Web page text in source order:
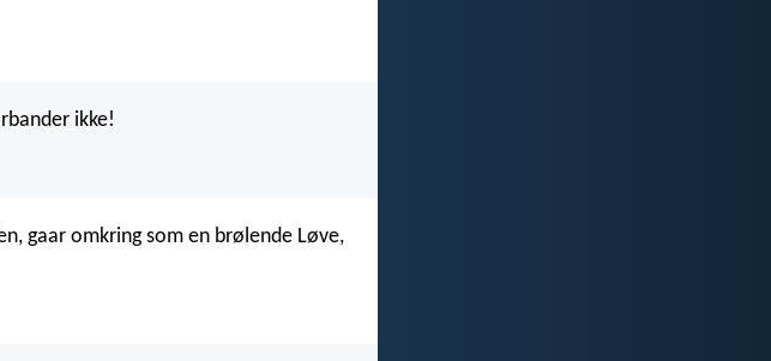
ikke!
gaar omkring som en brølende Løve,